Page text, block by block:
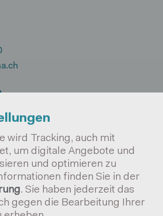
wird Tracking, auch mit
um digitale Angebote und
und optimieren zu
finden Sie in der
. Sie haben jederzeit das
gegen die Bearbeitung Ihrer